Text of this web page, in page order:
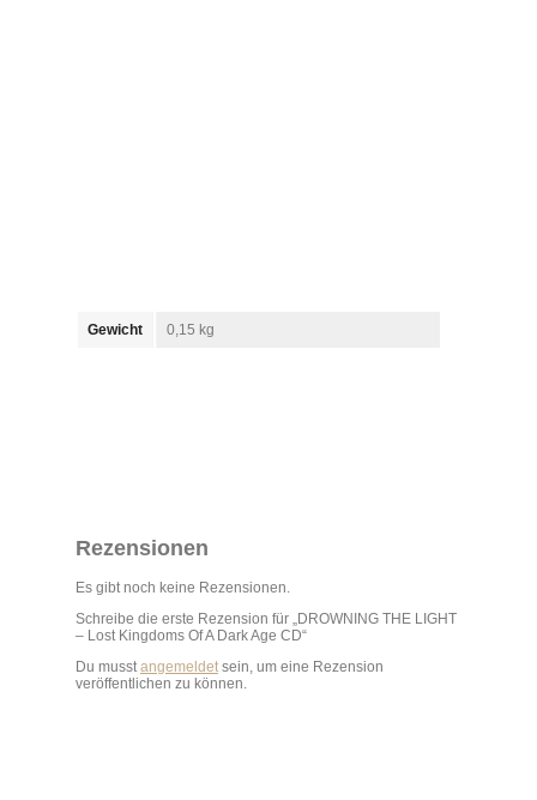
Gewicht 0,15 kg
Rezensionen
Es gibt noch keine Rezensionen.
Schreibe die erste Rezension für „DROWNING THE LIGHT
– Lost Kingdoms Of A Dark Age CD“
Du musstangemeldetsein, um eine Rezension
veröffentlichen zu können.